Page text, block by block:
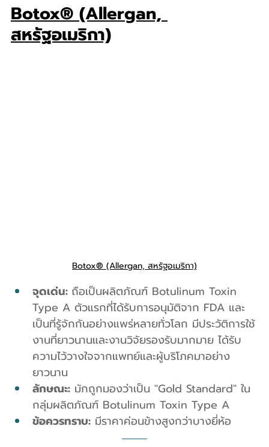
Botox® (Allergan,
สหรัฐอเมริกา)
Botox® (Allergan, สหรัฐอเมริกา)
จุดเด่น: ถือเป็นผลิตภัณฑ์ Botulinum Toxin
Type A ตัวแรกที่ได้รับการอนุมัติจาก FDA และ
เป็นที่รู้จักกันอย่างแพร่หลายทั่วโลก มีประวัติการใช้
งานที่ยาวนานและงานวิจัยรองรับมากมาย ได้รับ
ความไว้วางใจจากแพทย์และผู้บริโภคมาอย่าง
ยาวนาน
ลักษณะ: มักถูกมองว่าเป็น "Gold Standard" ใน
กลุ่มผลิตภัณฑ์ Botulinum Toxin Type A
ข้อควรทราบ: มีราคาค่อนข้างสูงกว่าบางยี่ห้อ